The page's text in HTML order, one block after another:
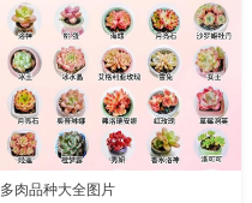
多肉品种大全图片